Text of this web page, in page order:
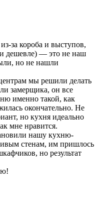
за короба и выступов,
дешевле) — это не наш
но не нашли
мы решили делать
замерщика, он все
именно такой, как
окончательно. Не
но кухня идеально
мне нравится.
нашу кухню-
стенам, им пришлось
но результат